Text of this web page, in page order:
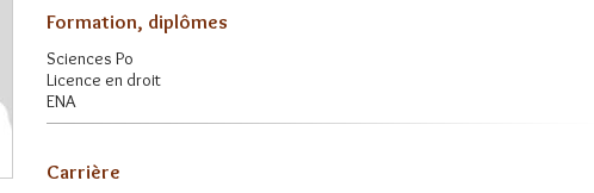
Formation, diplômes
Sciences Po
Licence en droit
ENA
Carrière